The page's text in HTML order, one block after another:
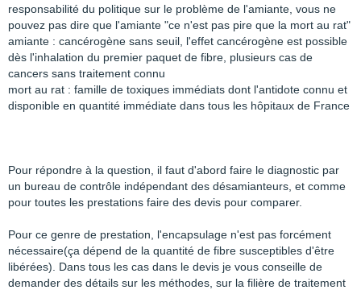
responsabilité du politique sur le problème de l'amiante, vous ne
pouvez pas dire que l'amiante "ce n'est pas pire que la mort au rat"
amiante : cancérogène sans seuil, l'effet cancérogène est possible
dès l'inhalation du premier paquet de fibre, plusieurs cas de
cancers sans traitement connu
mort au rat : famille de toxiques immédiats dont l'antidote connu et
disponible en quantité immédiate dans tous les hôpitaux de France
Pour répondre à la question, il faut d'abord faire le diagnostic par
un bureau de contrôle indépendant des désamianteurs, et comme
pour toutes les prestations faire des devis pour comparer.
Pour ce genre de prestation, l'encapsulage n'est pas forcément
nécessaire(ça dépend de la quantité de fibre susceptibles d'être
libérées). Dans tous les cas dans le devis je vous conseille de
demander des détails sur les méthodes, sur la filière de traitement